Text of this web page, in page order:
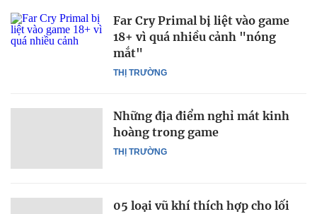
THỊ TRƯỜNG
Far Cry Primal bị liệt vào game
18+ vì quá nhiều cảnh "nóng
mắt"
THỊ TRƯỜNG
Những địa điểm nghỉ mát kinh
hoàng trong game
05 loại vũ khí thích hợp cho lối